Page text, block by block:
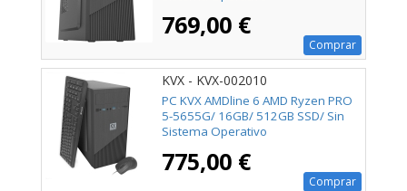
769,00 €
Comprar
KVX - KVX-002010
PC KVX AMDline 6 AMD Ryzen PRO
5-5655G/ 16GB/ 512GB SSD/ Sin
Sistema Operativo
775,00 €
Comprar